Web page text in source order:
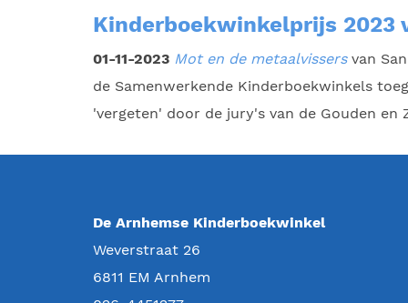
Kinderboekwinkelprijs 2023
01-11-2023 Mot en de metaalvissersvan
de Samenwerkende Kinderboekwinkels
'vergeten' door de jury's van de Gouden en
De Arnhemse Kinderboekwinkel
Weverstraat 26
6811 EM Arnhem